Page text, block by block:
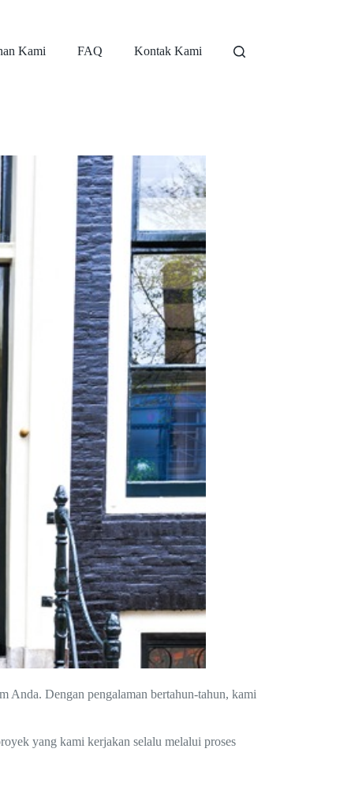
Kami FAQ Kontak Kami
Anda. Dengan pengalaman bertahun-tahun, kami
yang kami kerjakan selalu melalui proses